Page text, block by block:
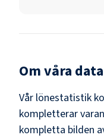
Om våra
Vår lönestatistik
kompletterar
kompletta bilden